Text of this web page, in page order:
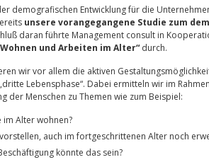
demografischen Entwicklung für die
unsere vorangegangene Studie zum
daran führte Management consult in
und Arbeiten im Alter“ durch.
wir vor allem die aktiven
Lebensphase“. Dabei ermitteln wir im
der Menschen zu Themen wie zum Beispiel:
im Alter wohnen?
auch im fortgeschrittenen Alter noch
könnte das sein?